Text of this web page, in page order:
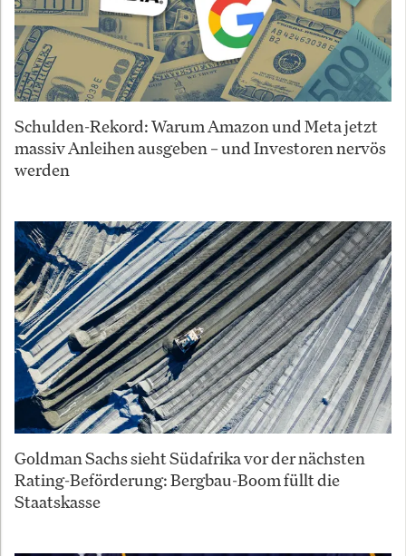
Schulden-Rekord: Warum Amazon und Meta jetzt
massiv Anleihen ausgeben – und Investoren nervös
werden
Goldman Sachs sieht Südafrika vor der nächsten
Rating-Beförderung: Bergbau-Boom füllt die
Staatskasse